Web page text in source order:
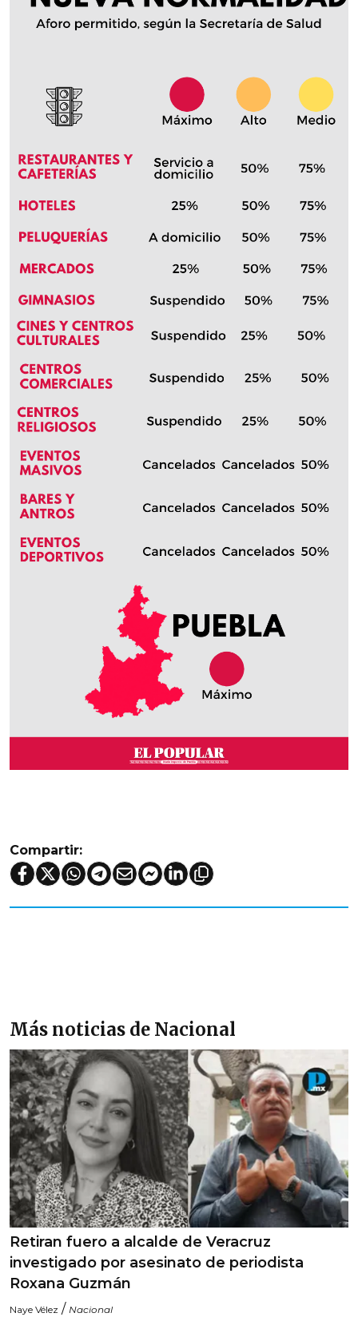
Compartir:
Más noticias de Nacional
Retiran fuero a alcalde de Veracruz
investigado por asesinato de periodista
Roxana Guzmán
Naye Vélez / Nacional